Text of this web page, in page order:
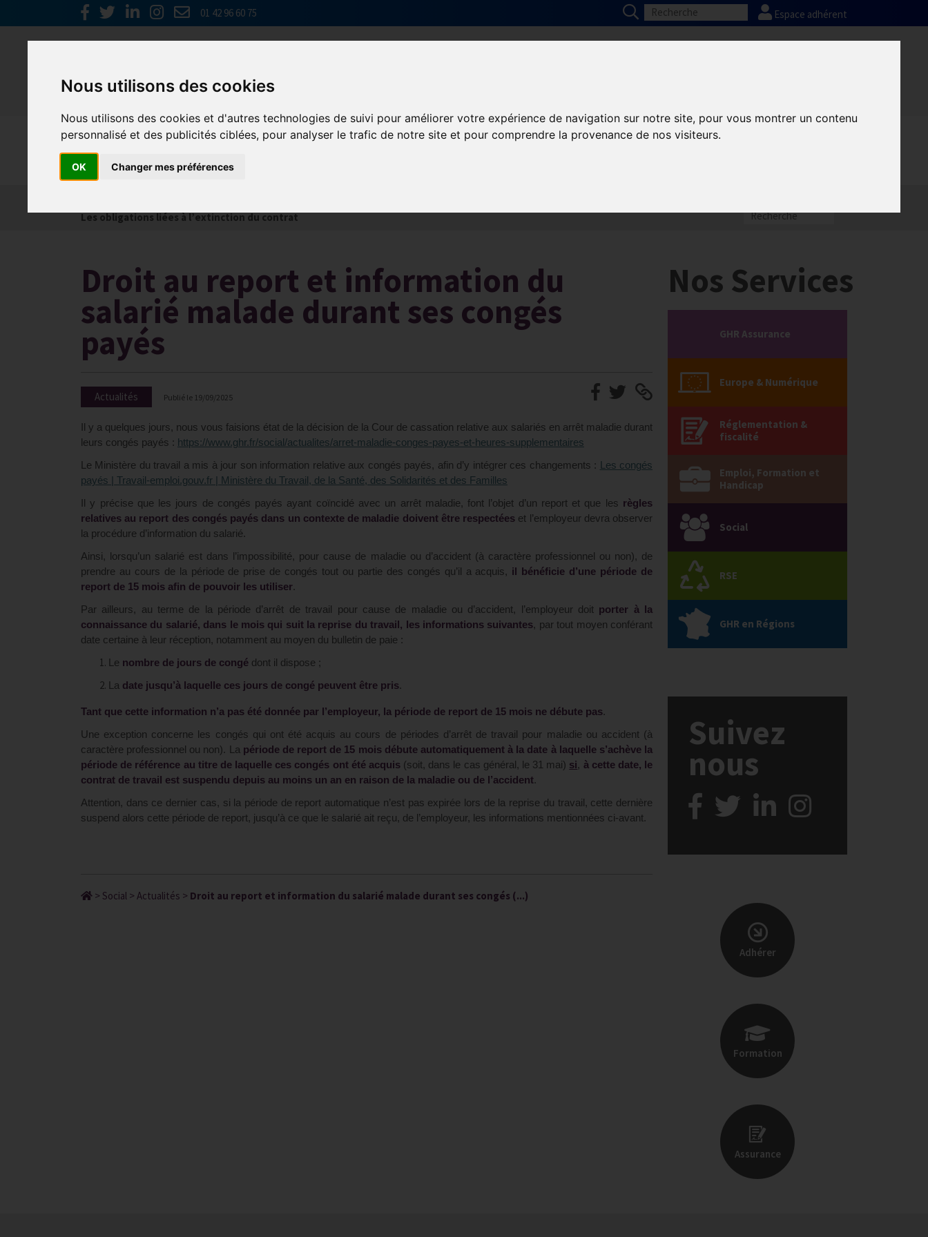
Nous utilisons des cookies
Nous utilisons des cookies et d'autres technologies de suivi pour améliorer votre expérience de navigation sur notre site, pour vous montrer un contenu
personnalisé et des publicités ciblées, pour analyser le trafic de notre site et pour comprendre la provenance de nos visiteurs.
OK Changer mes préférences
01 42 96 60 75 Espace adhérent
Social
Les obligations liées à l’extinction du contrat
Droit au report et information du
salarié malade durant ses congés
payés
Actualités Publié le 19/09/2025
Il y a quelques jours, nous vous faisions état de la décision de la Cour de cassation relative aux salariés en arrêt maladie durant
leurs congés payés : https://www.ghr.fr/social/actualites/arret-maladie-conges-payes-et-heures-supplementaires
Le Ministère du travail a mis à jour son information relative aux congés payés, afin d’y intégrer ces changements :
Les congés
payés | Travail-emploi.gouv.fr | Ministère du Travail, de la Santé, des Solidarités et des Familles
Il y précise que les jours de congés payés ayant coïncidé avec un arrêt maladie, font l’objet d’un report et que les règles
relatives au report des congés payés dans un contexte de maladie doivent être respectées et l’employeur devra observer
la procédure d’information du salarié.
Ainsi, lorsqu’un salarié est dans l’impossibilité, pour cause de maladie ou d’accident (à caractère professionnel ou non), de
prendre au cours de la période de prise de congés tout ou partie des congés qu’il a acquis, il bénéficie d’une période de
report de 15 mois afin de pouvoir les utiliser.
Par ailleurs, au terme de la période d’arrêt de travail pour cause de maladie ou d’accident, l’employeur doit porter à la
connaissance du salarié, dans le mois qui suit la reprise du travail, les informations suivantes, par tout moyen conférant
date certaine à leur réception, notamment au moyen du bulletin de paie :
Le nombre de jours de congé dont il dispose ;
La date jusqu’à laquelle ces jours de congé peuvent être pris.
Tant que cette information n’a pas été donnée par l’employeur, la période de report de 15 mois ne débute pas.
Une exception concerne les congés qui ont été acquis au cours de périodes d’arrêt de travail pour maladie ou accident (à
caractère professionnel ou non). La période de report de 15 mois débute automatiquement à la date à laquelle s’achève la
période de référence au titre de laquelle ces congés ont été acquis(soit, dans le cas général, le 31 mai) si, à cette date, le
contrat de travail est suspendu depuis au moins un an en raison de la maladie ou de l’accident.
Attention, dans ce dernier cas, si la période de report automatique n’est pas expirée lors de la reprise du travail, cette dernière
suspend alors cette période de report, jusqu’à ce que le salarié ait reçu, de l’employeur, les informations mentionnées ci-avant.
> Social > Actualités > Droit au report et information du salarié malade durant ses congés (...)
Nos Services
GHR Assurance
Europe & Numérique
Réglementation &
fiscalité
Emploi, Formation et
Handicap
Social
RSE
GHR en Régions
Suivez
nous
Adhérer
Formation
Assurance